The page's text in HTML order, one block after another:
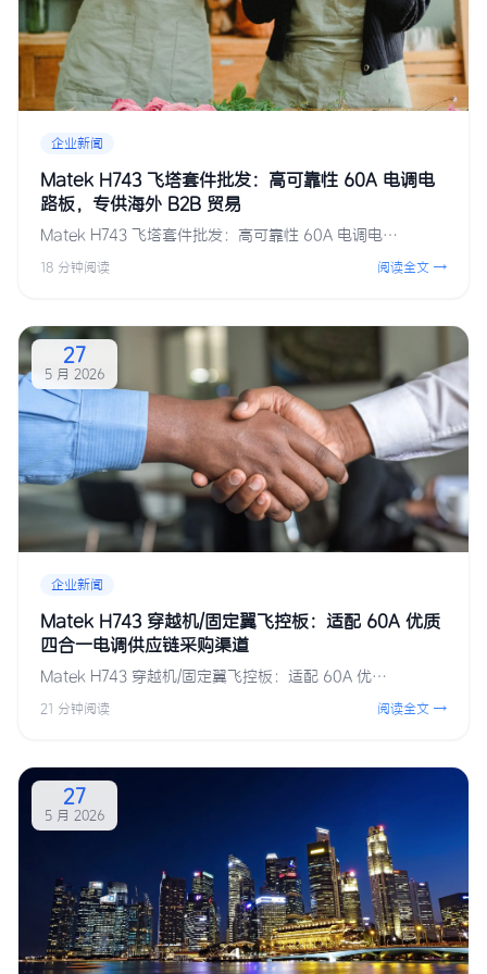
企业新闻
Matek H743 飞塔套件批发：高可靠性 60A 电调电
路板，专供海外 B2B 贸易
Matek H743 飞塔套件批发：高可靠性 60A 电调电…
18 分钟阅读 阅读全文 →
27
5 月 2026
企业新闻
Matek H743 穿越机/固定翼飞控板：适配 60A 优质
四合一电调供应链采购渠道
Matek H743 穿越机/固定翼飞控板：适配 60A 优…
21 分钟阅读 阅读全文 →
27
5 月 2026